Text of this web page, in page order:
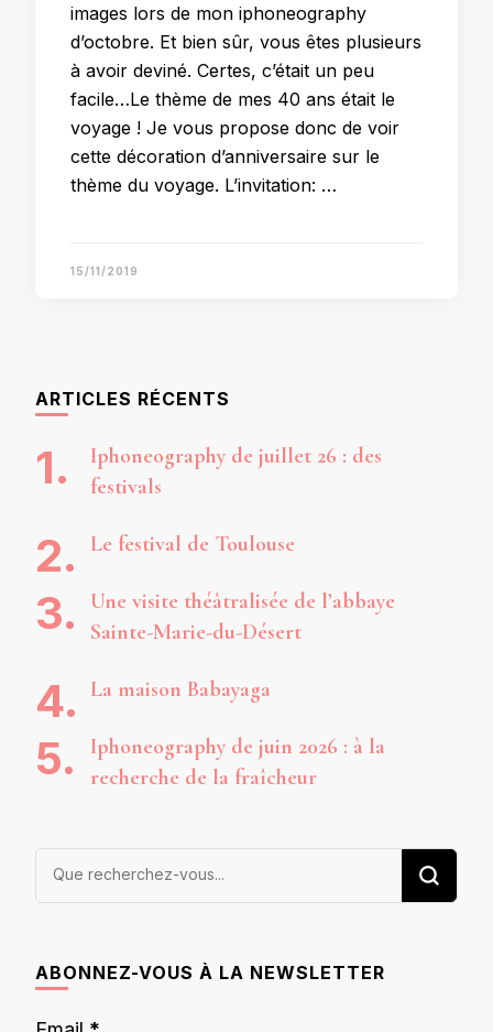
images lors de mon iphoneography
d’octobre. Et bien sûr, vous êtes plusieurs
à avoir deviné. Certes, c’était un peu
facile…Le thème de mes 40 ans était le
voyage ! Je vous propose donc de voir
cette décoration d’anniversaire sur le
thème du voyage. L’invitation: …
15/11/2019
ARTICLES RÉCENTS
Iphoneography de juillet 26 : des
festivals
Le festival de Toulouse
Une visite théâtralisée de l’abbaye
Sainte-Marie-du-Désert
La maison Babayaga
Iphoneography de juin 2026 : à la
recherche de la fraîcheur
Vous
ABONNEZ-VOUS À LA NEWSLETTER